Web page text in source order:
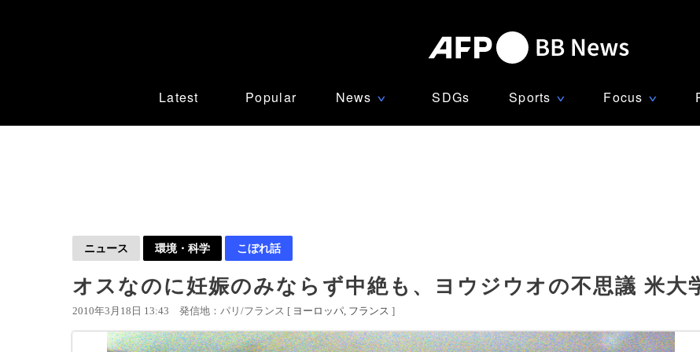
Latest Popular News ∨ SDGs Sports ∨ Focus ∨
ニュース 環境・科学 こぼれ話
オスなのに妊娠のみならず中絶も、ヨウジウオの不思議 米大
2010年3月18日 13:43 発信地：パリ/フランス [ ヨーロッパ フランス ]